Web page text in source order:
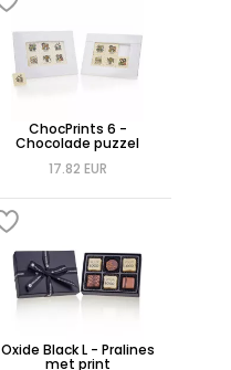
ChocPrints 6 -
Chocolade puzzel
17.82 EUR
Oxide Black L - Pralines
met print